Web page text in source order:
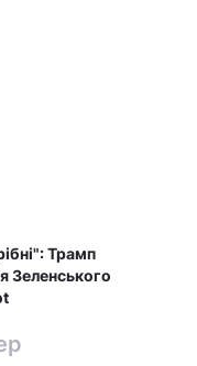
Трамп
Зеленського